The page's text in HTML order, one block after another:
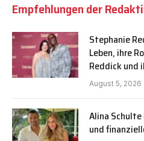
Empfehlungen der
Stephanie
Leben, ihre
Reddick und
August 5, 2026
Alina
und